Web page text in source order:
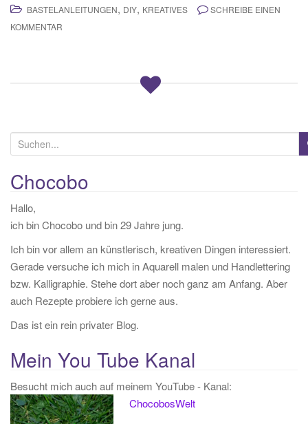
BASTELANLEITUNGEN, DIY, KREATIVES
SCHREIBE EINEN
KOMMENTAR
u
c
h
e
n
a
c
h
Chocobo
Hallo,
ich bin Chocobo und bin 29 Jahre jung.
Ich bin vor allem an künstlerisch, kreativen Dingen interessiert.
Gerade versuche ich mich in Aquarell malen und Handlettering
bzw. Kalligraphie. Stehe dort aber noch ganz am Anfang. Aber
auch Rezepte probiere ich gerne aus.
Das ist ein rein privater Blog.
Mein You Tube Kanal
Besucht mich auch auf meinem YouTube - Kanal:
ChocobosWelt